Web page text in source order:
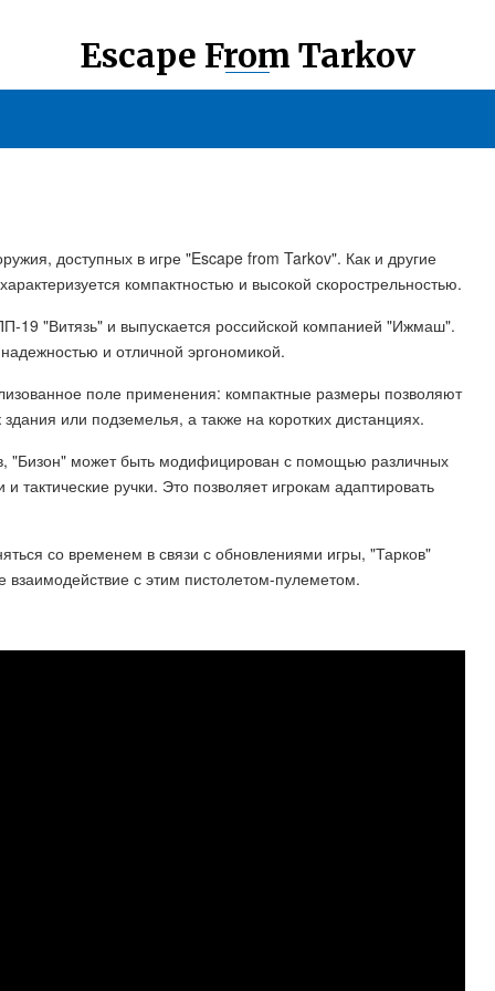
Escape From Tarkov
доступных в игре "Escape from Tarkov". Как и другие
компактностью и высокой скорострельностью.
19 "Витязь" и выпускается российской компанией "Ижмаш".
и отличной эргономикой.
поле применения: компактные размеры позволяют
или подземелья, а также на коротких дистанциях.
"Бизон" может быть модифицирован с помощью различных
тактические ручки. Это позволяет игрокам адаптировать
со временем в связи с обновлениями игры, "Тарков"
взаимодействие с этим пистолетом-пулеметом.